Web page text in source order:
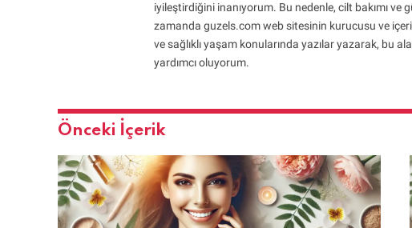
iyileştirdiğini inanıyorum. Bu nedenle, cilt bakımı ve
zamanda guzels.com web sitesinin kurucusu ve
ve sağlıklı yaşam konularında yazılar yazarak, bu
yardımcı oluyorum.
Önceki İçerik